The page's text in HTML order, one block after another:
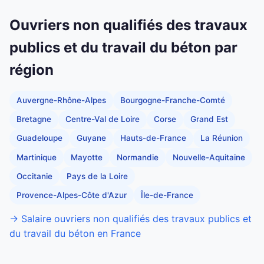
Ouvriers non qualifiés des travaux
publics et du travail du béton par
région
Auvergne-Rhône-Alpes Bourgogne-Franche-Comté
Bretagne Centre-Val de Loire Corse Grand Est
Guadeloupe Guyane Hauts-de-France La Réunion
Martinique Mayotte Normandie Nouvelle-Aquitaine
Occitanie Pays de la Loire
Provence-Alpes-Côte d'Azur Île-de-France
→ Salaire ouvriers non qualifiés des travaux publics et
du travail du béton en France